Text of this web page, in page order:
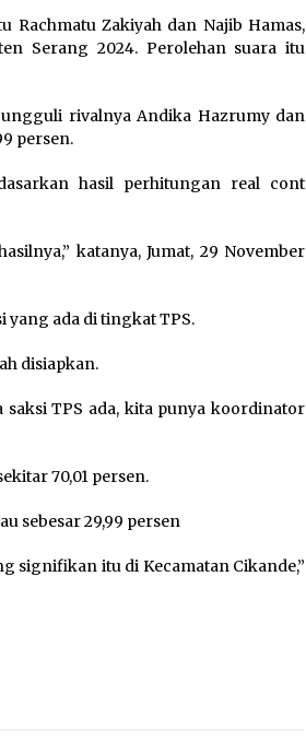
Polres Cilegon Gelar Apel
Fenomena El Niño
5 Agustus 2026
Keuangan? Skandal
Nepotisme Desa Buaran
5 Agustus 2026
Rachmatu Zakiyah dan Najib Hamas,
Serang 2024. Perolehan suara itu
rivalnya Andika Hazrumy dan
persen.
hasil perhitungan real cont
katanya, Jumat, 29 November
yang ada di tingkat TPS.
disiapkan.
saksi TPS ada, kita punya koordinator
70,01 persen.
sebesar 29,99 persen
signifikan itu di Kecamatan Cikande,”